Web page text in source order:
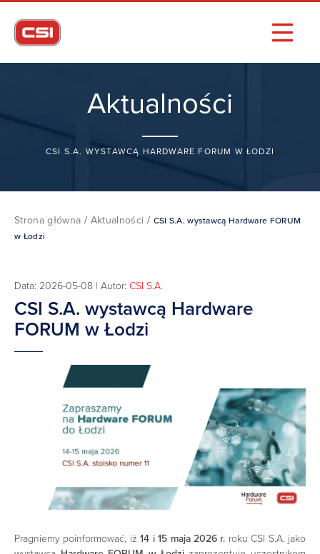
Aktualności
CSI S.A. WYSTAWCĄ HARDWARE FORUM W ŁODZI
Strona główna / Aktualności / CSI S.A. wystawcą Hardware FORUM
w Łodzi
Data: 2026-05-08 | Autor: CSI S.A.
CSI S.A. wystawcą Hardware
FORUM w Łodzi
Pragniemy poinformować, iż14 i 15 maja 2026 r. roku CSI S.A. jako